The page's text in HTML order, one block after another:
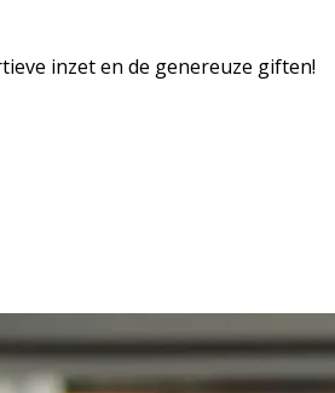
inzet en de genereuze giften!